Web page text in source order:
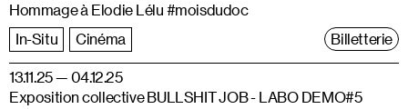
In-Situ Cinéma Billetterie
Hommage à Elodie Lélu #moisdudoc
13.11.25 — 04.12.25
Exposition collective BULLSHIT JOB - LABO DEMO#5